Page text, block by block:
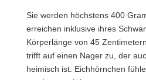
Sie werden höchstens 400
erreichen inklusive ihres
Körperlänge von 45
trifft auf einen Nager zu, der
heimisch ist. Eichhörnchen